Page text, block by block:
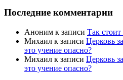
Последние комментарии
Аноним к записи Так
Михаил к записи Церковь
это учение опасно?
Михаил к записи Церковь
это учение опасно?